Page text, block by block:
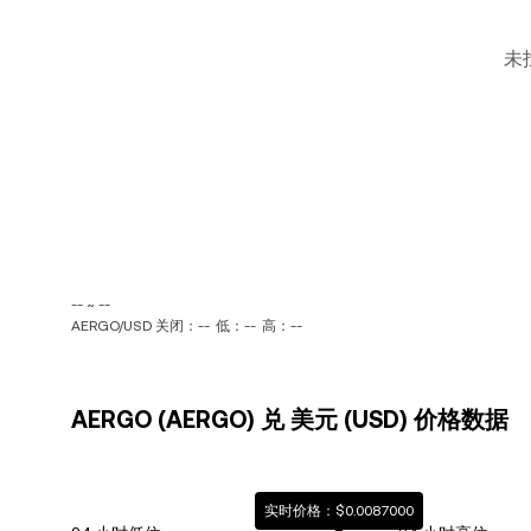
未
-- ~ --
AERGO/USD 关闭：-- 低：-- 高：--
AERGO (AERGO) 兑 美元 (USD) 价格数据
实时价格：$0.0087000